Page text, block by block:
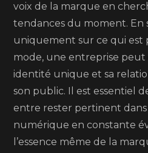
voix de la marque en
tendances du moment. En
uniquement sur ce qui est
mode, une entreprise
identité unique et sa
son public. Il est essentiel
entre rester pertinent
numérique en constante
l’essence même de la